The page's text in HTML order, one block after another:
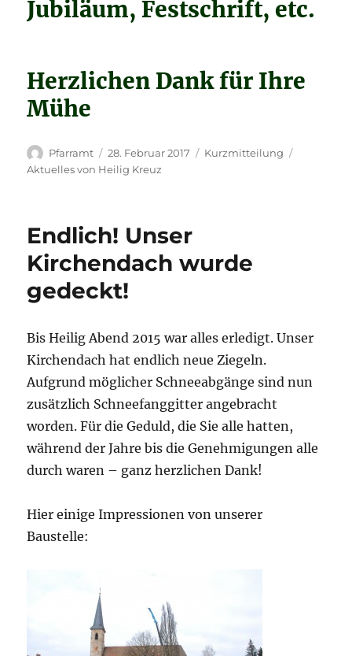
Jubiläum, Festschrift, etc.
Herzlichen Dank für Ihre
Mühe
Autor
Pfarramt
Veröffentlicht
am
28. Februar 2017 Format
Kurzmitteilung
Aktuelles von Heilig Kreuz
Endlich! Unser
Kirchendach wurde
gedeckt!
Bis Heilig Abend 2015 war alles erledigt. Unser
Kirchendach hat endlich neue Ziegeln.
Aufgrund möglicher Schneeabgänge sind nun
zusätzlich Schneefanggitter angebracht
worden. Für die Geduld, die Sie alle hatten,
während der Jahre bis die Genehmigungen alle
durch waren – ganz herzlichen Dank!
Hier einige Impressionen von unserer
Baustelle: